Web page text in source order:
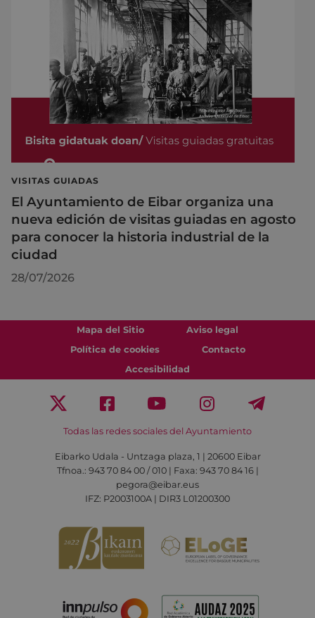
VISITAS GUIADAS
El Ayuntamiento de Eibar organiza una
nueva edición de visitas guiadas en agosto
para conocer la historia industrial de la
ciudad
28/07/2026
Mapa del Sitio
Aviso legal
Política de cookies
Contacto
Accesibilidad
Todas las redes sociales del Ayuntamiento
Eibarko Udala - Untzaga plaza, 1 | 20600 Eibar
Tfnoa.: 943 70 84 00 / 010 | Faxa: 943 70 84 16 |
pegora@eibar.eus
IFZ: P2003100A | DIR3 L01200300